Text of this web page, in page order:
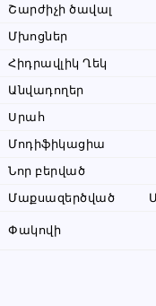
Շարժիչի ծավալ
Մխոցներ
Հիդրավլիկ Ղեկ
Անվադողեր
Սրահ
Մոդիֆիկացիա
Նոր բերված
Մաքսազերծված
Փակովի
տեղեկացնել, որ իր
վերցրել եք